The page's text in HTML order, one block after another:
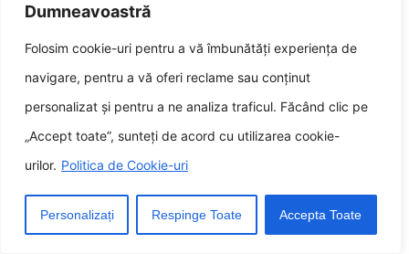
Dumneavoastră
Folosim cookie-uri pentru a vă îmbunătăți experiența de
navigare, pentru a vă oferi reclame sau conținut
personalizat și pentru a ne analiza traficul. Făcând clic pe
„Accept toate”, sunteți de acord cu utilizarea cookie-
urilor. Politica de Cookie-uri
Personalizați Respinge Toate Accepta Toate
Racing Royalty Legendele
orisicine au condus urma